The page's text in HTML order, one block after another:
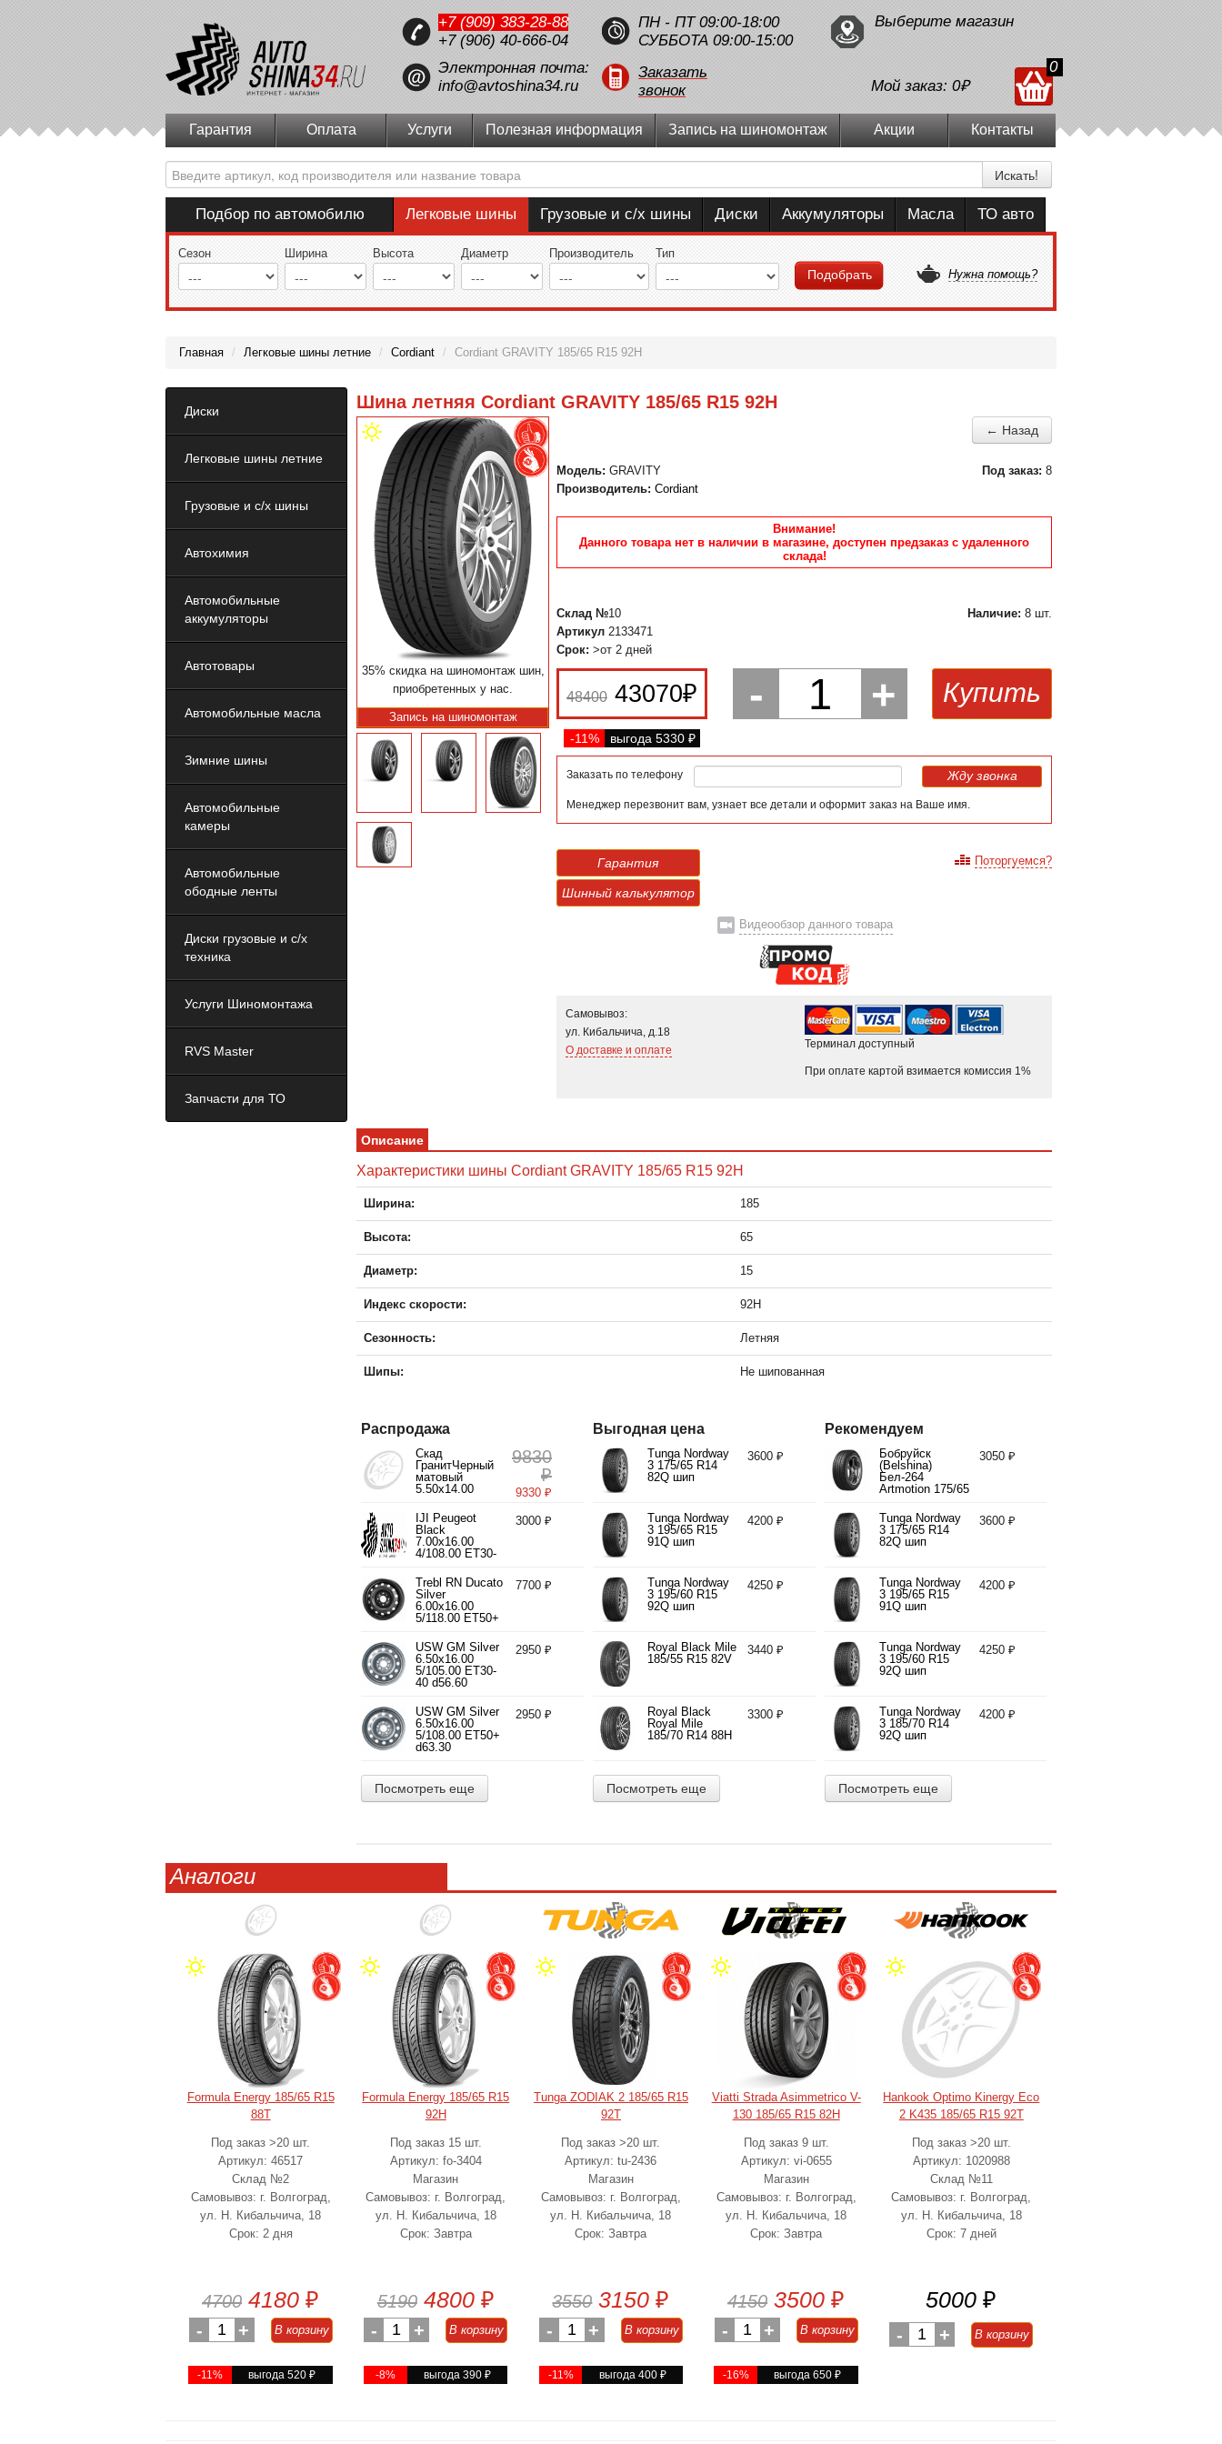
+7 (909) 383-28-88
+7 (906) 40-666-04
Электронная почта:
info@avtoshina34.ru
ПН - ПТ 09:00-18:00
СУББОТА 09:00-15:00
Заказать
звонок
Выберите магазин
Мой заказ: 0₽
0
Гарантия Оплата Услуги Полезная информация Запись на шиномонтаж Акции Контакты
Искать!
Подбор по автомобилю Легковые шины Грузовые и с/х шины Диски Аккумуляторы Масла ТО авто
Сезон Ширина Высота Диаметр Производитель Тип
Подобрать Нужна помощь?
Главная / Легковые шины летние / Cordiant / Cordiant GRAVITY 185/65 R15 92H
Диски
Легковые шины летние
Грузовые и с/х шины
Автохимия
Автомобильные
аккумуляторы
Автотовары
Автомобильные масла
Зимние шины
Автомобильные
камеры
Автомобильные
ободные ленты
Диски грузовые и с/х
техника
Услуги Шиномонтажа
RVS Master
Запчасти для ТО
Шина летняя Cordiant GRAVITY 185/65 R15 92H
← Назад
35% скидка на шиномонтаж шин,
приобретенных у нас.
Запись на шиномонтаж
Под заказ: 8
Модель: GRAVITY
Производитель: Cordiant
Внимание!
Данного товара нет в наличии в магазине, доступен предзаказ с удаленного
склада!
Наличие: 8 шт.
Склад №10
Артикул 2133471
Срок: >от 2 дней
48400 43070₽
-11% выгода 5330 ₽
- 1 + Купить
Заказать по телефону Жду звонка
Менеджер перезвонит вам, узнает все детали и оформит заказ на Ваше имя.
Гарантия
Шинный калькулятор
Поторгуемся?
Видеообзор данного товара
Самовывоз:
ул. Кибальчича, д.18
О доставке и оплате
Терминал доступный
При оплате картой взимается комиссия 1%
Описание
Характеристики шины Cordiant GRAVITY 185/65 R15 92H
Ширина: 185
Высота: 65
Диаметр: 15
Индекс скорости: 92H
Сезонность: Летняя
Шипы: Не шипованная
Распродажа
Скад
ГранитЧерный
матовый
5.50x14.00
d58.60
9830
₽
9330 ₽
IJI Peugeot
Black
7.00x16.00
4/108.00 ET30-
3000 ₽
Trebl RN Ducato
Silver
6.00x16.00
5/118.00 ET50+
7700 ₽
USW GM Silver
6.50x16.00
5/105.00 ET30-
40 d56.60
2950 ₽
USW GM Silver
6.50x16.00
5/108.00 ET50+
d63.30
2950 ₽
Посмотреть еще
Выгодная цена
Tunga Nordway
3 175/65 R14
82Q шип
3600 ₽
Tunga Nordway
3 195/65 R15
91Q шип
4200 ₽
Tunga Nordway
3 195/60 R15
92Q шип
4250 ₽
Royal Black Mile
185/55 R15 82V
3440 ₽
Royal Black
Royal Mile
185/70 R14 88H
3300 ₽
Посмотреть еще
Рекомендуем
Бобруйск
(Belshina)
Бел-264
Artmotion 175/65
3050 ₽
Tunga Nordway
3 175/65 R14
82Q шип
3600 ₽
Tunga Nordway
3 195/65 R15
91Q шип
4200 ₽
Tunga Nordway
3 195/60 R15
92Q шип
4250 ₽
Tunga Nordway
3 185/70 R14
92Q шип
4200 ₽
Посмотреть еще
Аналоги
Formula Energy 185/65 R15
88T
Под заказ >20 шт.
Артикул: 46517
Склад №2
Самовывоз: г. Волгоград,
ул. Н. Кибальчича, 18
Срок: 2 дня
4700 4180 ₽
- 1 + В корзину
-11% выгода 520₽
Formula Energy 185/65 R15
92H
Под заказ 15 шт.
Артикул: fo-3404
Магазин
Самовывоз: г. Волгоград,
ул. Н. Кибальчича, 18
Срок: Завтра
5190 4800 ₽
- 1 + В корзину
-8% выгода 390₽
Tunga ZODIAK 2 185/65 R15
92T
Под заказ >20 шт.
Артикул: tu-2436
Магазин
Самовывоз: г. Волгоград,
ул. Н. Кибальчича, 18
Срок: Завтра
3550 3150 ₽
- 1 + В корзину
-11% выгода 400 ₽
Viatti Strada Asimmetrico V-
130 185/65 R15 82H
Под заказ 9 шт.
Артикул: vi-0655
Магазин
Самовывоз: г. Волгоград,
ул. Н. Кибальчича, 18
Срок: Завтра
4150 3500 ₽
- 1 + В корзину
-16% выгода 650₽
Hankook Optimo Kinergy Eco
2 K435 185/65 R15 92T
Под заказ >20 шт.
Артикул: 1020988
Склад №11
Самовывоз: г. Волгоград,
ул. Н. Кибальчича, 18
Срок: 7 дней
5000 ₽
- 1 + В корзину